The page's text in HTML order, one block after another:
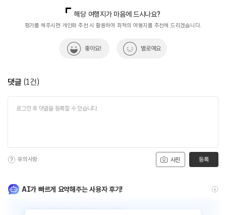
열린관광콘텐츠팀(열린관광-모두의여행)
033-738-3425
해당 여행지가 마음에 드시나요?
평가를 해주시면 개인화 추천 시 활용하여 최적의 여행지를 추천해 드리겠습니다.
좋아요! 별로예요
댓글 (1건)
사진
유의사항 등록
AI가 빠르게 요약해주는 사용자 후기!